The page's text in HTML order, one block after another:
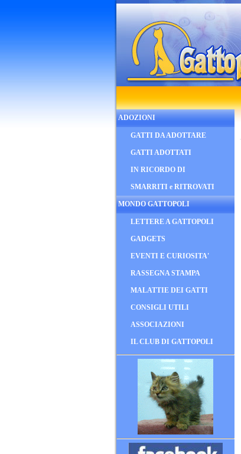
ADOZIONI
GATTI DA ADOTTARE
GATTI ADOTTATI
IN RICORDO DI
SMARRITI e RITROVATI
MONDO GATTOPOLI
LETTERE A GATTOPOLI
GADGETS
EVENTI E CURIOSITA'
RASSEGNA STAMPA
MALATTIE DEI GATTI
CONSIGLI UTILI
ASSOCIAZIONI
IL CLUB DI GATTOPOLI